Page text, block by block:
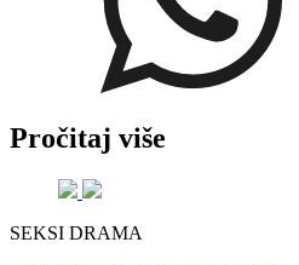
Pročitaj više
SEKSI DRAMA